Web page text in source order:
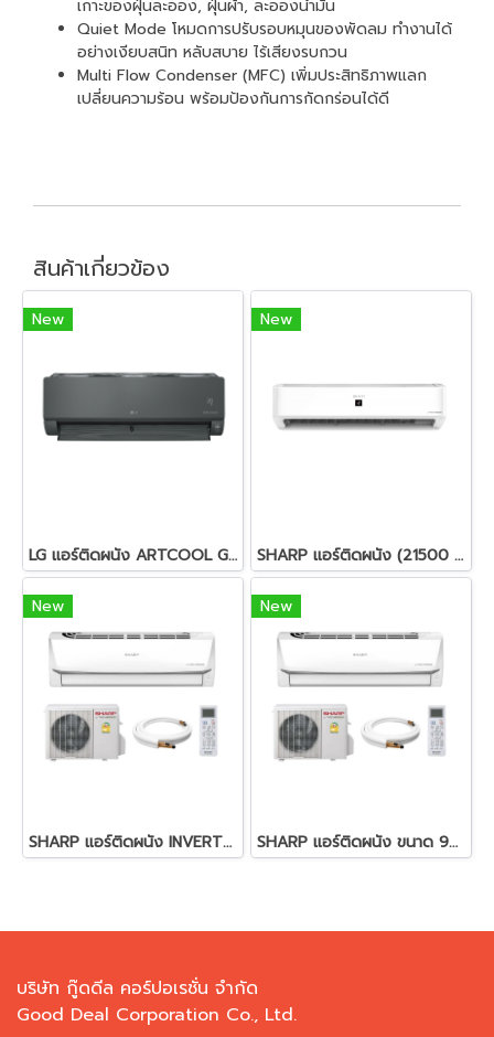
เกาะของฝุ่นละออง, ฝุ่นผ้า, ละอองน้ำมัน
Quiet Mode โหมดการปรับรอบหมุนของพัดลม ทำงานได้
อย่างเงียบสนิท หลับสบาย ไร้เสียงรบกวน
Multi Flow Condenser (MFC) เพิ่มประสิทธิภาพแลก
เปลี่ยนความร้อน พร้อมป้องกันการกัดกร่อนได้ดี
สินค้าเกี่ยวข้อง
New
LG แอร์ติดผนัง ARTCOOL GREEN 12000 BTU Inverter รุ่น IAQ13G1N.JA1
New
SHARP แอร์ติดผนัง (21500 BTU, Inverter) รุ่น AH-XP24YMB
New
SHARP แอร์ติดผนัง INVERTER (R32) ขนาด 12000 BTU. รุ่น AH-X13ZB
New
SHARP แอร์ติดผนัง ขนาด 9000 BTU รุ่น AH-X10ZB INVERTER (R32)
บริษัท กู๊ดดีล คอร์ปอเรชั่น จำกัด
Good Deal Corporation Co., Ltd.